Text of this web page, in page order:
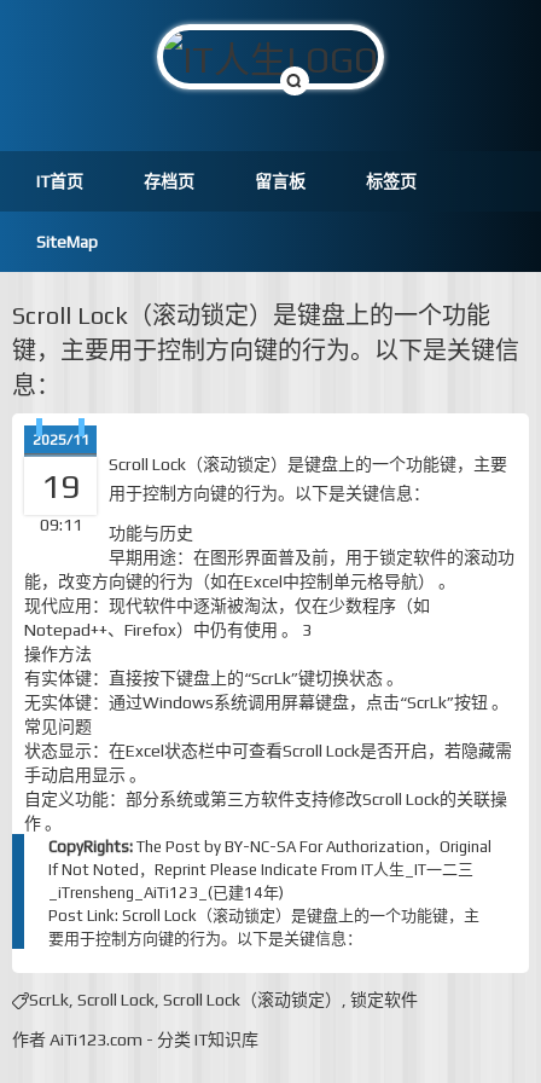
IT首页 存档页 留言板 标签页
SiteMap
Scroll Lock（滚动锁定）是键盘上的一个功能
键，主要用于控制方向键的行为。以下是关键信
息：
2025/11
19
09:11
Scroll Lock（滚动锁定）是键盘上的一个功能键，主要
用于控制方向键的行为。以下是关键信息：
功能与历史
早期用途：在图形界面普及前，用于锁定软件的滚动功
能，改变方向键的行为（如在Excel中控制单元格导航） 。 ‌
现代应用：现代软件中逐渐被淘汰，仅在少数程序（如
Notepad++、Firefox）中仍有使用 。 ‌3
操作方法
有实体键：直接按下键盘上的“ScrLk”键切换状态 。 ‌
无实体键：通过Windows系统调用屏幕键盘，点击“ScrLk”按钮 。 ‌
常见问题
状态显示：在Excel状态栏中可查看Scroll Lock是否开启，若隐藏需
手动启用显示 。 ‌
自定义功能：部分系统或第三方软件支持修改Scroll Lock的关联操
作 。 ‌
CopyRights: The Post by BY-NC-SA For Authorization，Original
If Not Noted，Reprint Please Indicate From IT人生_IT一二三
_iTrensheng_AiTi123_(已建14年)
Post Link: Scroll Lock（滚动锁定）是键盘上的一个功能键，主
要用于控制方向键的行为。以下是关键信息：
ScrLk Scroll Lock Scroll Lock（滚动锁定） 锁定软件
作者AiTi123.com - 分类 IT知识库